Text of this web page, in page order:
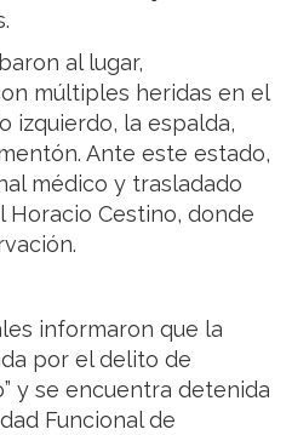
al lugar,
múltiples heridas en el
izquierdo, la espalda,
Ante este estado,
médico y trasladado
Horacio Cestino, donde
informaron que la
por el delito de
y se encuentra detenida
Funcional de